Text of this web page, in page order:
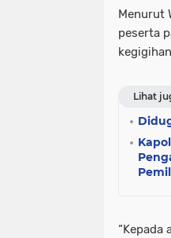
Menurut
peserta
Lihat
“Kepada